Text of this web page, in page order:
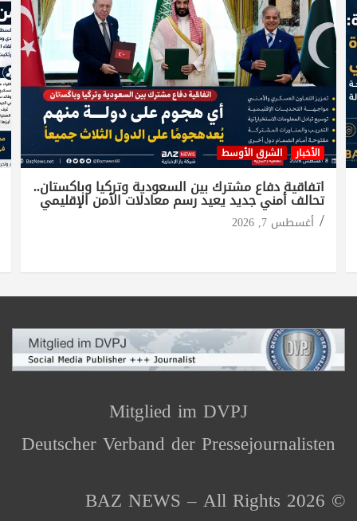
الأخبار الشرق الأوسط
اتفاقية دفاع مشترك بين السعودية وتركيا وباكستان..
تحالف أمني جديد يعيد رسم معادلات الأمن الإقليمي
أغسطس 7, 2026
Mitglied im DVPJ
Deutscher Verband der Pressejournalisten
© 2026 BAZ NEWS – All Rights